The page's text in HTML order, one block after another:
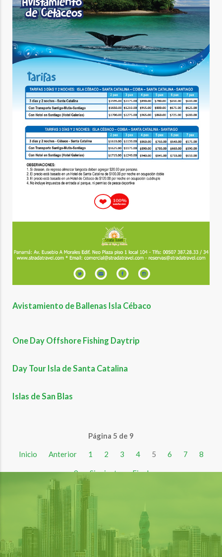
Avistamiento de Ballenas Isla Cébaco
One Day Offshore Fishing Daytrip
Day Tour Isla de Santa Catalina
Islas de San Blas
Página 5 de 9
Inicio Anterior 1 2 3 4 5 6 7 8
9 Siguiente Final